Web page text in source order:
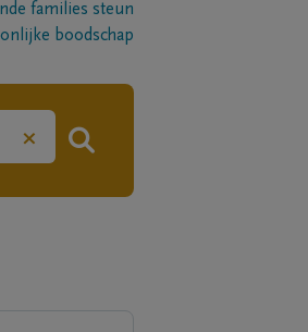
families steun
boodschap
×